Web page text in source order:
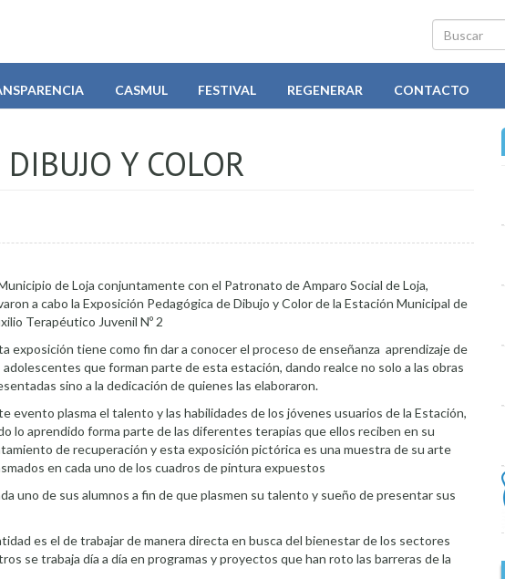
Buscar
CASMUL FESTIVAL REGENERAR CONTACTO
Y COLOR
de Loja conjuntamente con el Patronato de Amparo Social de Loja,
a cabo la Exposición Pedagógica de Dibujo y Color de la Estación Municipal de
Terapéutico Juvenil Nº 2
exposición tiene como fin dar a conocer el proceso de enseñanza aprendizaje de
adolescentes que forman parte de esta estación, dando realce no solo a las obras
sino a la dedicación de quienes las elaboraron.
evento plasma el talento y las habilidades de los jóvenes usuarios de la Estación,
lo aprendido forma parte de las diferentes terapias que ellos reciben en su
de recuperación y esta exposición pictórica es una muestra de su arte
en cada uno de los cuadros de pintura expuestos
uno de sus alumnos a fin de que plasmen su talento y sueño de presentar sus
es el de trabajar de manera directa en busca del bienestar de los sectores
se trabaja día a día en programas y proyectos que han roto las barreras de la